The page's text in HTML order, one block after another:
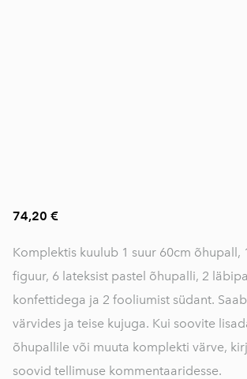
74,20 €
Komplektis kuulub 1 suur 60cm õhupall,
figuur, 6 lateksist pastel õhupalli, 2
konfettidega ja 2 fooliumist südant.
värvides ja teise kujuga. Kui soovite
õhupallile või muuta komplekti värve,
soovid tellimuse kommentaaridesse.